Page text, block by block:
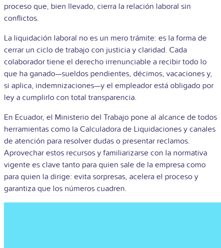
proceso que, bien llevado, cierra la relación laboral sin
conflictos.
La liquidación laboral no es un mero trámite: es la forma de
cerrar un ciclo de trabajo con justicia y claridad. Cada
colaborador tiene el derecho irrenunciable a recibir todo lo
que ha ganado—sueldos pendientes, décimos, vacaciones y,
si aplica, indemnizaciones—y el empleador está obligado por
ley a cumplirlo con total transparencia.
En Ecuador, el Ministerio del Trabajo pone al alcance de todos
herramientas como la Calculadora de Liquidaciones y canales
de atención para resolver dudas o presentar reclamos.
Aprovechar estos recursos y familiarizarse con la normativa
vigente es clave tanto para quien sale de la empresa como
para quien la dirige: evita sorpresas, acelera el proceso y
garantiza que los números cuadren.